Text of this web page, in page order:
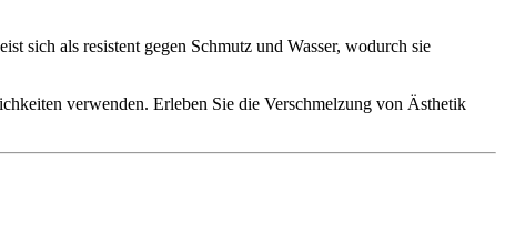
sich als resistent gegen Schmutz und Wasser, wodurch sie
verwenden. Erleben Sie die Verschmelzung von Ästhetik